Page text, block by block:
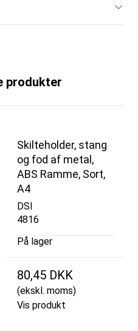
produkter
Skilteholder, stang
og fod af metal,
ABS Ramme, Sort,
A4
DSI
4816
På lager
80,45 DKK
(ekskl. moms)
Vis produkt